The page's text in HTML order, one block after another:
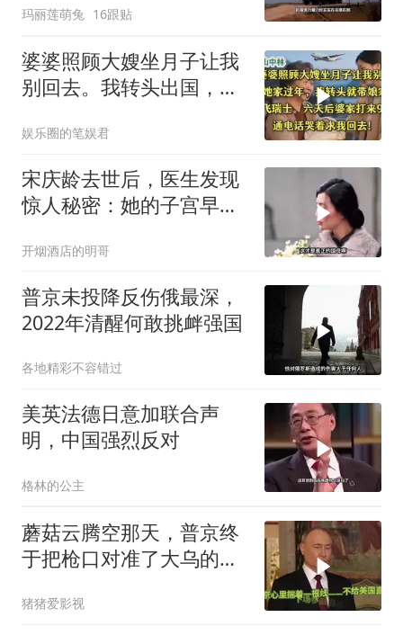
玛丽莲萌兔 16跟贴
婆婆照顾大嫂坐月子让我
别回去。我转头出国，婆
娱乐圈的笔娱君
宋庆龄去世后，医生发现
惊人秘密：她的子宫早就
开烟酒店的明哥
普京未投降反伤俄最深，
2022年清醒何敢挑衅强国
各地精彩不容错过
美英法德日意加联合声
明，中国强烈反对
格林的公主
蘑菇云腾空那天，普京终
于把枪口对准了大乌的军
猪猪爱影视